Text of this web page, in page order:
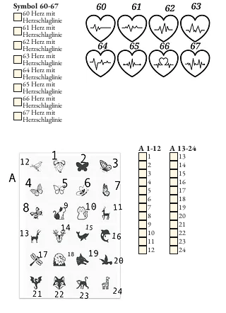
Symbol 60-67
60 Herz mit
Herzschlaglinie
61 Herz mit
Herzschlaglinie
62 Herz mit
Herzschlaglinie
63 Herz mit
Herzschlaglinie
64 Herz mit
Herzschlaglinie
65 Herz mit
Herzschlaglinie
66 Herz mit
Herzschlaglinie
67 Herz mit
Herzschlaglinie
A 1-12
1
2
3
4
5
6
7
8
9
10
11
12
A 13-24
13
14
15
16
17
18
19
20
21
22
23
24